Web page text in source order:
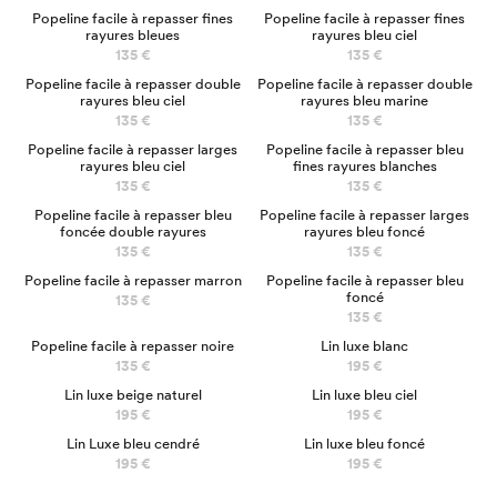
Popeline facile à repasser fines
rayures bleues
135 €
Popeline facile à repasser fines
rayures bleu ciel
135 €
Popeline facile à repasser double
rayures bleu ciel
135 €
Popeline facile à repasser double
rayures bleu marine
135 €
Popeline facile à repasser larges
rayures bleu ciel
135 €
Popeline facile à repasser bleu
fines rayures blanches
135 €
Popeline facile à repasser bleu
foncée double rayures
135 €
Popeline facile à repasser larges
rayures bleu foncé
135 €
Popeline facile à repasser marron
135 €
Popeline facile à repasser bleu
foncé
135 €
Popeline facile à repasser noire
135 €
Lin luxe blanc
195 €
Lin luxe beige naturel
195 €
Lin luxe bleu ciel
195 €
Lin Luxe bleu cendré
195 €
Lin luxe bleu foncé
195 €